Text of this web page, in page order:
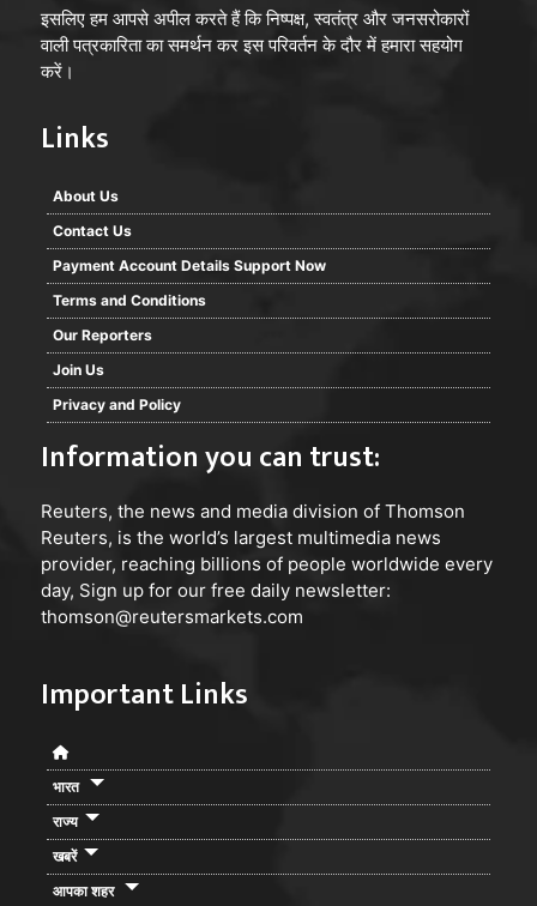
इसलिए हम आपसे अपील करते हैं कि निष्पक्ष, स्वतंत्र और जनसरोकारों
वाली पत्रकारिता का समर्थन कर इस परिवर्तन के दौर में हमारा सहयोग
करें।
Links
About Us
Contact Us
Payment Account Details Support Now
Terms and Conditions
Our Reporters
Join Us
Privacy and Policy
Information you can trust:
Reuters, the news and media division of Thomson
Reuters, is the world’s largest multimedia news
provider, reaching billions of people worldwide every
day, Sign up for our free daily newsletter:
thomson@reutersmarkets.com
Important Links
भारत
राज्य
खबरें
आपका शहर